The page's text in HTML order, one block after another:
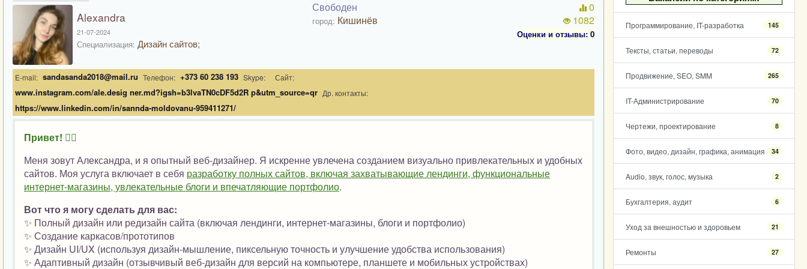
Программирование, IT-разработка 145
Тексты, статьи, переводы 72
Продвижение, SEO, SMM 265
IT-Администрирование 70
Чертежи, проектирование 8
Фото, видео, дизайн, графика, анимация 34
Audio, звук, голос, музыка 2
Бухгалтерия, аудит 6
Уход за внешностью и здоровьем 21
Ремонты 27
Alexandra
21-07-2024
Специализация: Дизайн сайтов;
Свободен
город: Кишинёв
0
1082
Оценки и отзывы: 0
E-mail: sandasanda2018@mail.ru Телефон: +373 60 238 193 Skype: Сайт:
www.instagram.com/ale.desig ner.md?igsh=b3lvaTN0cDF5d2R p&utm_source=qr Др. контакты:
https://www.linkedin.com/in/sannda-moldovanu-959411271/
Привет! 🙋‍♀️
Меня зовут Александра, и я опытный веб-дизайнер. Я искренне увлечена созданием визуально привлекательных и удобных
сайтов. Моя услуга включает в себя разработку полных сайтов, включая захватывающие лендинги, функциональные
интернет-магазины, увлекательные блоги и впечатляющие портфолио.
Вот что я могу сделать для вас:
✨ Полный дизайн или редизайн сайта (включая лендинги, интернет-магазины, блоги и портфолио)
✨ Создание каркасов/прототипов
✨ Дизайн UI/UX (используя дизайн-мышление, пиксельную точность и улучшение удобства использования)
✨ Адаптивный дизайн (отзывчивый веб-дизайн для версий на компьютере, планшете и мобильных устройствах)